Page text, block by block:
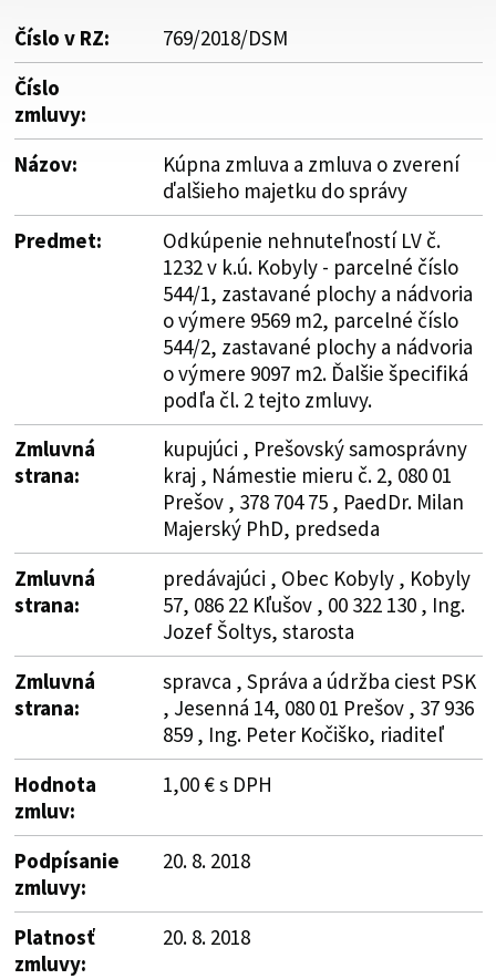
Číslo v RZ:
769/2018/DSM
Číslo
zmluvy:
Názov:
Kúpna zmluva a zmluva o zverení
ďalšieho majetku do správy
Predmet:
Odkúpenie nehnuteľností LV č.
1232 v k.ú. Kobyly - parcelné číslo
544/1, zastavané plochy a nádvoria
o výmere 9569 m2, parcelné číslo
544/2, zastavané plochy a nádvoria
o výmere 9097 m2. Ďalšie špecifiká
podľa čl. 2 tejto zmluvy.
Zmluvná
strana:
kupujúci , Prešovský samosprávny
kraj , Námestie mieru č. 2, 080 01
Prešov , 378 704 75 , PaedDr. Milan
Majerský PhD, predseda
Zmluvná
strana:
predávajúci , Obec Kobyly , Kobyly
57, 086 22 Kľušov , 00 322 130 , Ing.
Jozef Šoltys, starosta
Zmluvná
strana:
spravca , Správa a údržba ciest PSK
, Jesenná 14, 080 01 Prešov , 37 936
859 , Ing. Peter Kočiško, riaditeľ
Hodnota
zmluv:
1,00 € s DPH
Podpísanie
zmluvy:
20. 8. 2018
Platnosť
zmluvy:
20. 8. 2018